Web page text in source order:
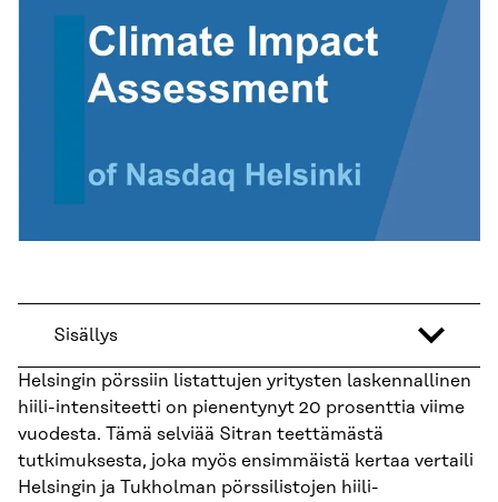
Sisällys
Helsingin pörssiin listattujen yritysten laskennallinen
hiili-intensiteetti on pienentynyt 20 prosenttia viime
vuodesta. Tämä selviää Sitran teettämästä
tutkimuksesta, joka myös ensimmäistä kertaa vertaili
Helsingin ja Tukholman pörssilistojen hiili-